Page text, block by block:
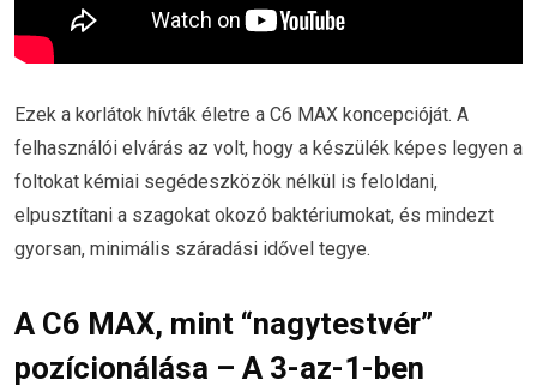
Ezek a korlátok hívták életre a C6 MAX koncepcióját. A
felhasználói elvárás az volt, hogy a készülék képes legyen a
foltokat kémiai segédeszközök nélkül is feloldani,
elpusztítani a szagokat okozó baktériumokat, és mindezt
gyorsan, minimális száradási idővel tegye.
A C6 MAX, mint “nagytestvér”
pozícionálása – A 3-az-1-ben